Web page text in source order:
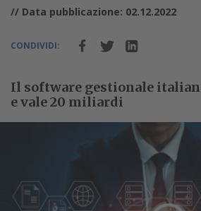
// Data pubblicazione: 02.12.2022
CONDIVIDI:
Il software gestionale
e vale 20 miliardi